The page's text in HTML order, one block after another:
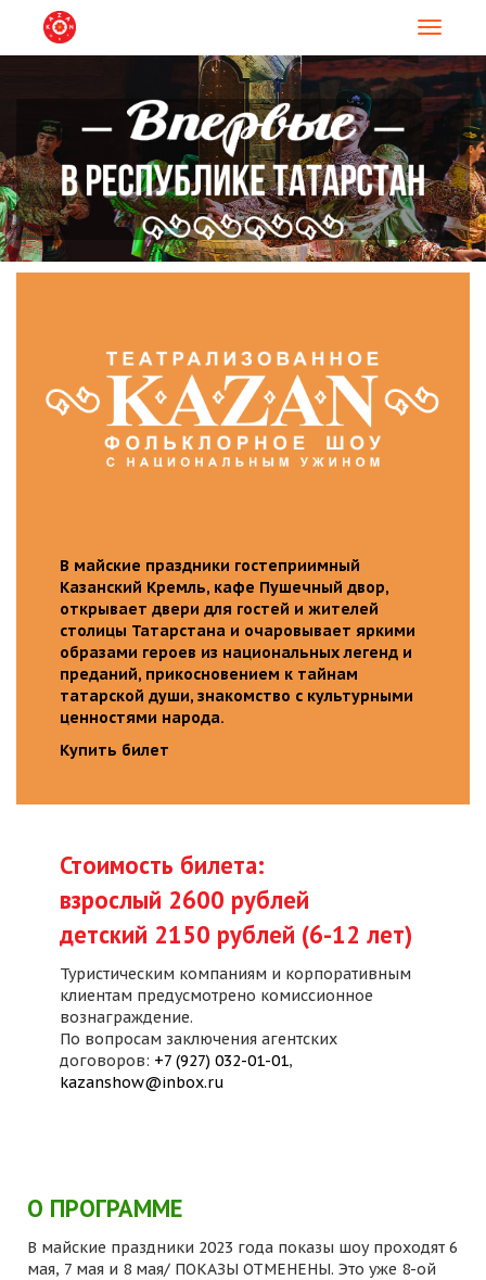
В майские праздники гостеприимный
Казанский Кремль, кафе Пушечный двор,
открывает двери для гостей и жителей
столицы Татарстана и очаровывает яркими
образами героев из национальных легенд и
преданий, прикосновением к тайнам
татарской души, знакомство с культурными
ценностями народа.
Купить билет
Стоимость билета:
взрослый 2600 рублей
детский 2150 рублей (6-12 лет)
Туристическим компаниям и корпоративным
клиентам предусмотрено комиссионное
вознаграждение.
По вопросам заключения агентских
договоров: +7 (927) 032-01-01,
kazanshow@inbox.ru
О ПРОГРАММЕ
В майские праздники 2023 года показы шоу проходят 6
мая, 7 мая и 8 мая/ ПОКАЗЫ ОТМЕНЕНЫ. Это уже 8-ой